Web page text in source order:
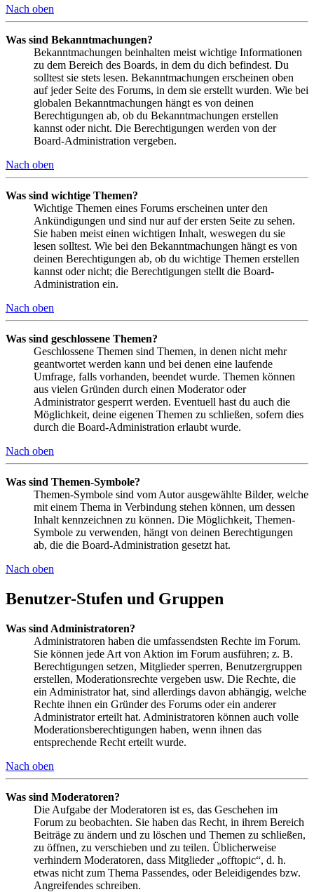
Nach oben
Was sind Bekanntmachungen?
Bekanntmachungen beinhalten meist wichtige Informationen
zu dem Bereich des Boards, in dem du dich befindest. Du
solltest sie stets lesen. Bekanntmachungen erscheinen oben
auf jeder Seite des Forums, in dem sie erstellt wurden. Wie bei
globalen Bekanntmachungen hängt es von deinen
Berechtigungen ab, ob du Bekanntmachungen erstellen
kannst oder nicht. Die Berechtigungen werden von der
Board-Administration vergeben.
Nach oben
Was sind wichtige Themen?
Wichtige Themen eines Forums erscheinen unter den
Ankündigungen und sind nur auf der ersten Seite zu sehen.
Sie haben meist einen wichtigen Inhalt, weswegen du sie
lesen solltest. Wie bei den Bekanntmachungen hängt es von
deinen Berechtigungen ab, ob du wichtige Themen erstellen
kannst oder nicht; die Berechtigungen stellt die Board-
Administration ein.
Nach oben
Was sind geschlossene Themen?
Geschlossene Themen sind Themen, in denen nicht mehr
geantwortet werden kann und bei denen eine laufende
Umfrage, falls vorhanden, beendet wurde. Themen können
aus vielen Gründen durch einen Moderator oder
Administrator gesperrt werden. Eventuell hast du auch die
Möglichkeit, deine eigenen Themen zu schließen, sofern dies
durch die Board-Administration erlaubt wurde.
Nach oben
Was sind Themen-Symbole?
Themen-Symbole sind vom Autor ausgewählte Bilder, welche
mit einem Thema in Verbindung stehen können, um dessen
Inhalt kennzeichnen zu können. Die Möglichkeit, Themen-
Symbole zu verwenden, hängt von deinen Berechtigungen
ab, die die Board-Administration gesetzt hat.
Nach oben
Benutzer-Stufen und Gruppen
Was sind Administratoren?
Administratoren haben die umfassendsten Rechte im Forum.
Sie können jede Art von Aktion im Forum ausführen; z. B.
Berechtigungen setzen, Mitglieder sperren, Benutzergruppen
erstellen, Moderationsrechte vergeben usw. Die Rechte, die
ein Administrator hat, sind allerdings davon abhängig, welche
Rechte ihnen ein Gründer des Forums oder ein anderer
Administrator erteilt hat. Administratoren können auch volle
Moderationsberechtigungen haben, wenn ihnen das
entsprechende Recht erteilt wurde.
Nach oben
Was sind Moderatoren?
Die Aufgabe der Moderatoren ist es, das Geschehen im
Forum zu beobachten. Sie haben das Recht, in ihrem Bereich
Beiträge zu ändern und zu löschen und Themen zu schließen,
zu öffnen, zu verschieben und zu teilen. Üblicherweise
verhindern Moderatoren, dass Mitglieder „offtopic“, d. h.
etwas nicht zum Thema Passendes, oder Beleidigendes bzw.
Angreifendes schreiben.